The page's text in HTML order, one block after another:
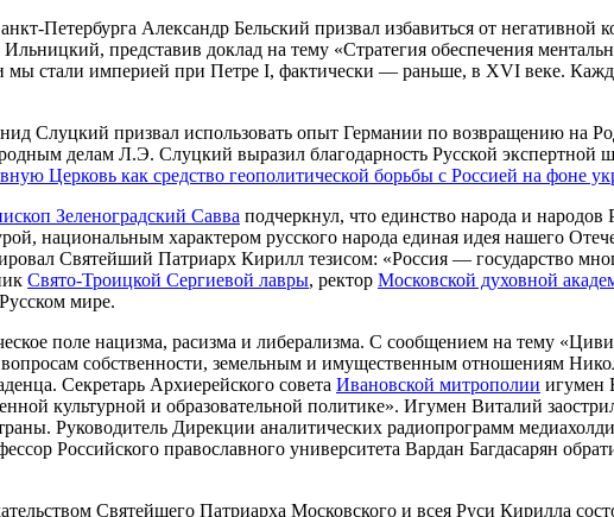
Петербурга Александр Бельский призвал избавиться от
представив доклад на тему «Стратегия обеспечения
стали империей при Петре I, фактически — раньше, в XVI веке.
Слуцкий призвал использовать опыт Германии по возвращению на
делам Л.Э. Слуцкий выразил благодарность Русской экспертной
Церковь как средство геополитической борьбы с Россией на фоне
Зеленоградский Савва подчеркнул, что единство народа и
национальным характером русского народа единая идея нашего
Святейший Патриарх Кирилл тезисом: «Россия — государство
Свято-Троицкой Сергиевой лавры, ректор Московской духовной
мире.
поле нацизма, расизма и либерализма. С сообщением на тему
вопросам собственности, земельным и имущественным отношениям
Секретарь Архиерейского совета Ивановской митрополии игумен
культурной и образовательной политике». Игумен Виталий
Руководитель Дирекции аналитических радиопрограмм
Российского православного университета Вардан Багдасарян
Святейшего Патриарха Московского и всея Руси Кирилла